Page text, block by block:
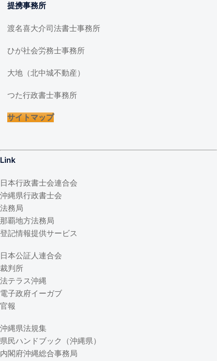
提携事務所
渡名喜大介司法書士事務所
ひが社会労務士事務所
大地（北中城不動産）
つた行政書士事務所
サイトマップ
Link
日本行政書士会連合会
沖縄県行政書士会
法務局
那覇地方法務局
登記情報提供サービス
日本公証人連合会
裁判所
法テラス沖縄
電子政府イーガブ
官報
沖縄県法規集
県民ハンドブック（沖縄県）
内閣府沖縄総合事務局